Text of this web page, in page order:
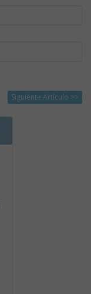
Siguiente Artículo >>